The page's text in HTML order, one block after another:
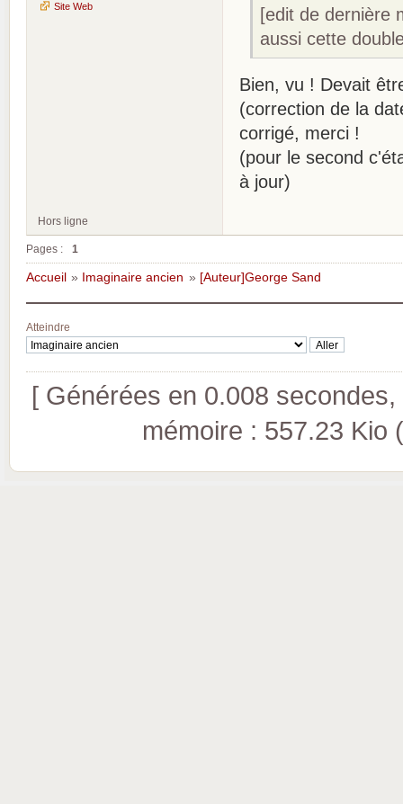
Site Web
[edit de dernière
aussi cette
Bien, vu ! Devait
(correction de la
corrigé, merci !
(pour le second
à jour)
Hors ligne
Pages : 1
Accueil » Imaginaire ancien » [Auteur]George Sand
Atteindre
[ Générées en 0.008
mémoire : 557.23 Kio